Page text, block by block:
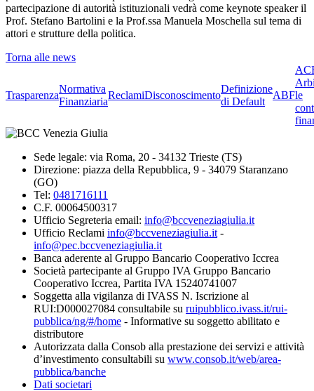
partecipazione di autorità istituzionali vedrà come keynote speaker il
Prof. Stefano Bartolini e la Prof.ssa Manuela Moschella sul tema di
attori e strutture della politica.
Torna alle news
Trasparenza
Normativa
Finanziaria
ReclamiDisconoscimento
Definizione
di Default
ABFle
Sede legale: via Roma, 20 - 34132 Trieste (TS)
Direzione: piazza della Repubblica, 9 - 34079 Staranzano
(GO)
Tel: 0481716111
C.F. 00064500317
Ufficio Segreteria email: info@bccveneziagiulia.it
Ufficio Reclami info@bccveneziagiulia.it -
info@pec.bccveneziagiulia.it
Banca aderente al Gruppo Bancario Cooperativo Iccrea
Società partecipante al Gruppo IVA Gruppo Bancario
Cooperativo Iccrea, Partita IVA 15240741007
Soggetta alla vigilanza di IVASS N. Iscrizione al
RUI:D000027084 consultabile su ruipubblico.ivass.it/rui-
pubblica/ng/#/home - Informative su soggetto abilitato e
distributore
Autorizzata dalla Consob alla prestazione dei servizi e attività
d’investimento consultabili su www.consob.it/web/area-
pubblica/banche
Dati societari